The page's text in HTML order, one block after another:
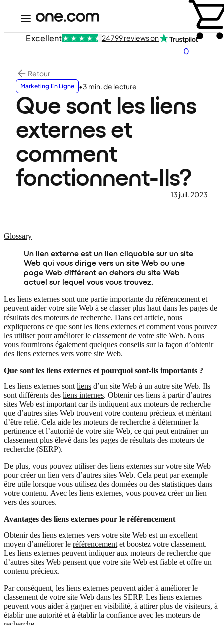
0
Excellent 24 799 reviews on
Retour
Marketing En Ligne •3 min. de lecture
Que sont les liens
externes et
comment
fonctionnent-Ils?
13 juil. 2023
Glossary
Un lien externe est un lien cliquable sur un site
Web qui vous dirige vers un site Web ou une
page Web différent en dehors du site Web
actuel sur lequel vous vous trouvez.
Les liens externes sont une partie importante du référencement et
peuvent aider votre site Web à se classer plus haut dans les pages de
résultats des moteurs de recherche. Dans cet article, nous
expliquerons ce que sont les liens externes et comment vous pouvez
les utiliser pour améliorer le classement de votre site Web. Nous
vous fournirons également quelques conseils sur la façon d’obtenir
des liens externes vers votre site Web.
Que sont les liens externes et pourquoi sont-ils importants ?
Les liens externes sont liens d’un site Web à un autre site Web. Ils
sont différents des liens internes. Obtenir ces liens à partir d’autres
sites Web est important car ils indiquent aux moteurs de recherche
que d’autres sites Web trouvent votre contenu précieux et méritant
d’être relié. Cela aide les moteurs de recherche à déterminer la
pertinence et l’autorité de votre site Web, ce qui peut entraîner un
classement plus élevé dans les pages de résultats des moteurs de
recherche (SERP).
De plus, vous pouvez utiliser des liens externes sur votre site Web
pour créer un lien vers d’autres sites Web. Cela peut par exemple
être utile lorsque vous utilisez des données ou des statistiques dans
votre contenu. Avec les liens externes, vous pouvez créer un lien
vers des sources.
Avantages des liens externes pour le référencement
Obtenir des liens externes vers votre site Web est un excellent
moyen d’améliorer le référencement et boostez votre classement.
Les liens externes peuvent indiquer aux moteurs de recherche que
d’autres sites Web pensent que votre site Web est fiable et offre un
contenu précieux.
Par conséquent, les liens externes peuvent aider à améliorer le
classement de votre site Web dans les SERP. Les liens externes
peuvent vous aider à gagner en visibilité, à attirer plus de visiteurs, à
établir une autorité et à établir la confiance avec les moteurs de